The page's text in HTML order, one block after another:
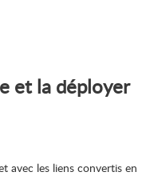
et la déployer
avec les liens convertis en